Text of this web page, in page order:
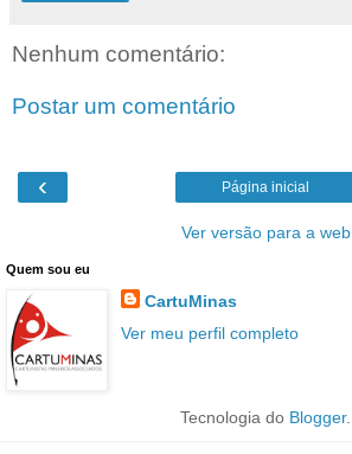
Nenhum comentário:
Postar um comentário
‹ Página inicial
Ver versão para a web
Quem sou eu
CartuMinas
Ver meu perfil completo
Tecnologia do Blogger.